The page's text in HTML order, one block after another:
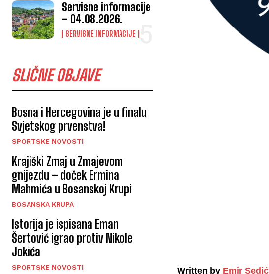
Servisne informacije
– 04.08.2026.
SERVISNE INFORMACIJE
SLIČNE OBJAVE
Bosna i Hercegovina je u finalu
Svjetskog prvenstva!
SPORTSKE NOVOSTI
Krajiški Zmaj u Zmajevom
gnijezdu – doček Ermina
Mahmića u Bosanskoj Krupi
BOSANSKA KRUPA
Istorija je ispisana Eman
Šertović igrao protiv Nikole
Jokića
SPORTSKE NOVOSTI Written by Emir Sedić